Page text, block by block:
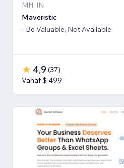
MH, IN
Maveristic
- Be Valuable, Not Available
4,9 (37)
Vanaf $ 499